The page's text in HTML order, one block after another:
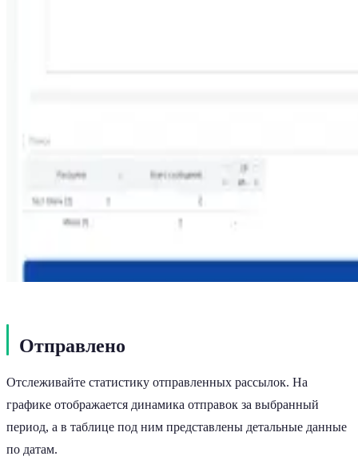
Отправлено
Отслеживайте статистику отправленных рассылок. На
графике отображается динамика отправок за выбранный
период, а в таблице под ним представлены детальные данные
по датам.